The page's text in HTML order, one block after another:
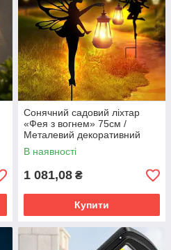
Сонячний садовий ліхтар
«Фея з вогнем» 75см /
Металевий декоративний
світильник на кілочку IP54
2шт
В наявності
1 081,08 ₴
Купити